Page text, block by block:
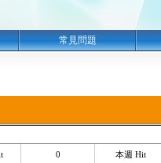
常見問題
0 本週 Hit